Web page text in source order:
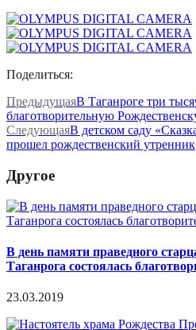
Поделиться:
ПредыдущаяВ Таганроге три
благотворительную
СледующаяВ детском саду
прошел рождественский утренник
Другое
В день памяти праведного
Таганрога состоялась
23.03.2019